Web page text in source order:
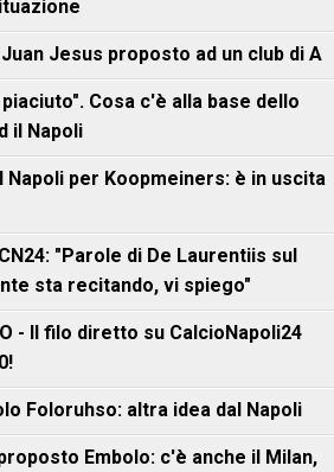
Jesus proposto ad un club di A
Cosa c'è alla base dello
il Napoli
Napoli per Koopmeiners: è in uscita
"Parole di De Laurentiis sul
sta recitando, vi spiego"
- Il filo diretto su CalcioNapoli24
Foloruhso: altra idea dal Napoli
Embolo: c'è anche il Milan,